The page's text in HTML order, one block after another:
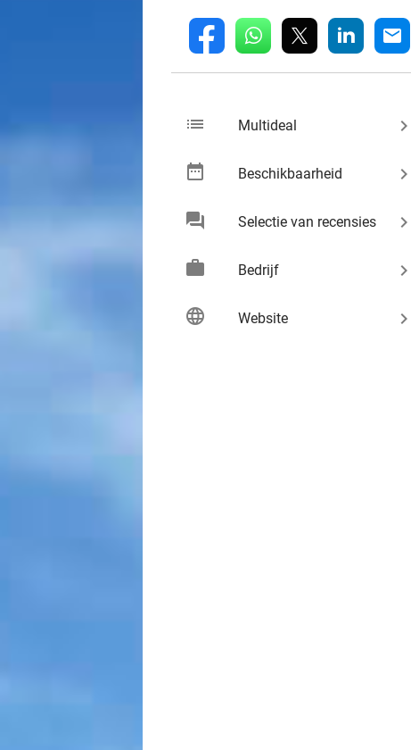
fb whatsapp linkedin mail
list Multideal keyboard_arrow_right
date_range Beschikbaarheid keyboard_arrow_right
chat Selectie van recensies keyboard_arrow_right
work Bedrijf keyboard_arrow_right
language Website keyboard_arrow_right